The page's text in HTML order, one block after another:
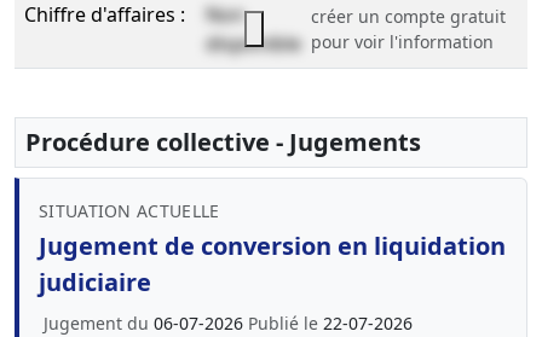
Chiffre d'affaires :
Non
disponible
créer un compte gratuit
pour voir l'information
Procédure collective - Jugements
SITUATION ACTUELLE
Jugement de conversion en liquidation
judiciaire
Jugement du 06-07-2026 Publié le 22-07-2026